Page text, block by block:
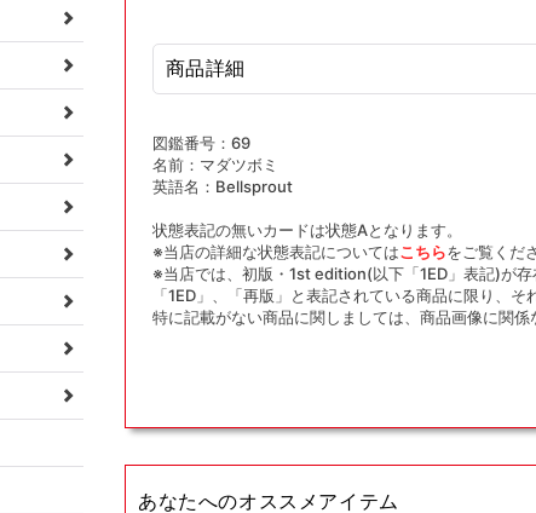
(1)
を商品詳細
図鑑番号：69
名前：マダツボミ
英語名：Bellsprout
状態表記の無いカードは状態Aとなります。
※当店の詳細な状態表記についてはこちらをご覧くだ
※当店では、初版・1st edition(以下「1ED」表記)が
「1ED」、「再版」と表記されている商品に限り、そ
特に記載がない商品に関しましては、商品画像に関係
あなたへのオススメアイテム